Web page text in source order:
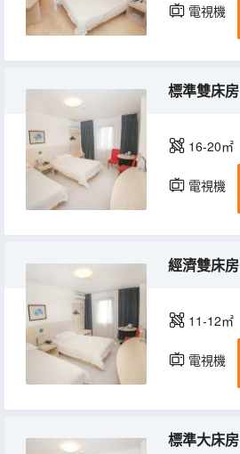
電視機
標準雙床房
16-20㎡
電視機
經濟雙床房
11-12㎡
電視機
標準大床房